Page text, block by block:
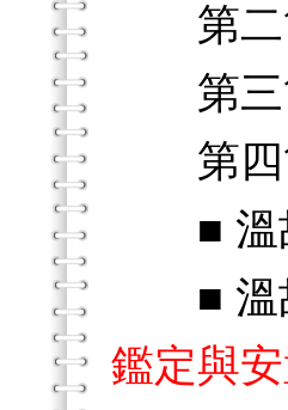
第二
第三
第四
■ 溫故
■ 溫故
鑑定與